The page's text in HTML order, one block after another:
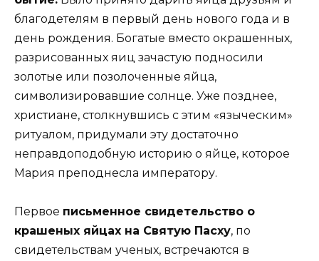
благодетелям в первый день нового года и в
день рождения. Богатые вместо окрашенных,
разрисованных яиц зачастую подносили
золотые или позолоченные яйца,
символизировавшие солнце. Уже позднее,
христиане, столкнувшись с этим «языческим»
ритуалом, придумали эту достаточно
неправдоподобную историю о яйце, которое
Мария преподнесла императору.
Первое письменное свидетельство о
крашеных яйцах на Святую Пасху, по
свидетельствам ученых, встречаются в